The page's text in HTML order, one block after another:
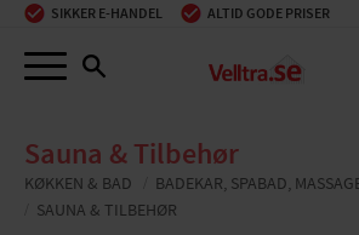
Menu
SIKKER E-HANDEL ALTID GODE PRISER
Sauna & Tilbehør
KØKKEN & BAD
BADEKAR, SPABAD,
SAUNA & TILBEHØR